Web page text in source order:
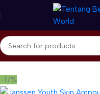
Beranda Janssen Cosmetics
-17%